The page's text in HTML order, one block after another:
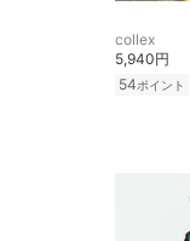
collex
5,940円
54ポイント